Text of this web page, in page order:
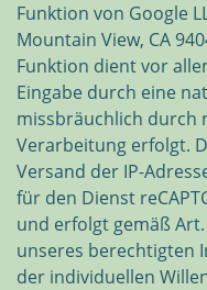
Funktion von Google
Mountain View, CA
Funktion dient vor
Eingabe durch eine
missbräuchlich durch
Verarbeitung erfolgt.
Versand der IP-
für den Dienst
und erfolgt gemäß Art.
unseres berechtigten
der individuellen